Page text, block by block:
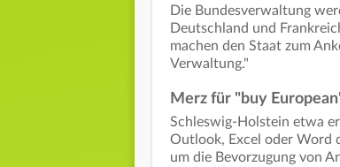
Die Bundesverwaltung
Deutschland und
machen den Staat zum
Verwaltung."
Merz für "buy
Schleswig-Holstein etwa
Outlook, Excel oder Word
um die Bevorzugung von